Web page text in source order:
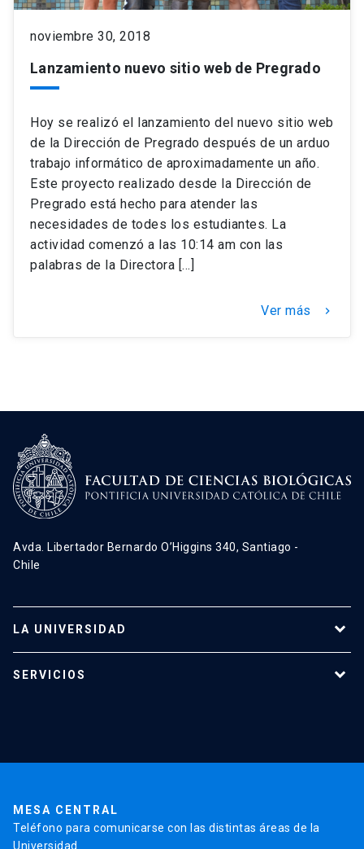
noviembre 30, 2018
Lanzamiento nuevo sitio web de Pregrado
Hoy se realizó el lanzamiento del nuevo sitio web
de la Dirección de Pregrado después de un arduo
trabajo informático de aproximadamente un año.
Este proyecto realizado desde la Dirección de
Pregrado está hecho para atender las
necesidades de todes los estudiantes. La
actividad comenzó a las 10:14 am con las
palabras de la Directora […]
Ver más keyboard_arrow_right
Avda. Libertador Bernardo O’Higgins 340, Santiago -
Chile
LA UNIVERSIDAD
Admisión
SERVICIOS
MESA CENTRAL
Teléfono para comunicarse con las distintas áreas de la
Universidad.